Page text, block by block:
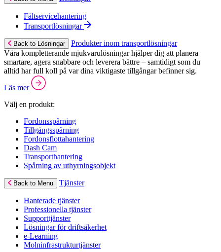
Fältservicehantering
Transportlösningar
Back to Lösningar
Produkter inom transportlösningar
Våra kompletterande mjukvarulösningar hjälper dig att planera
smartare, agera snabbare och leverera bättre – samtidigt som du
alltid har full koll på var dina viktigaste tillgångar befinner sig.
Läs mer
Välj en produkt:
Fordonsspårning
Tillgångsspårning
Fordonsflottahantering
Dash Cam
Transporthantering
Spårning av uthyrningsobjekt
Back to Menu Tjänster
Hanterade tjänster
Professionella tjänster
Supporttjänster
Lösningar för driftsäkerhet
e-Learning
Molninfrastrukturtjänster